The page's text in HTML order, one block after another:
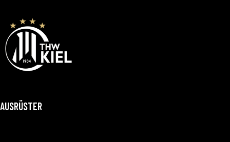
AUSRÜSTER